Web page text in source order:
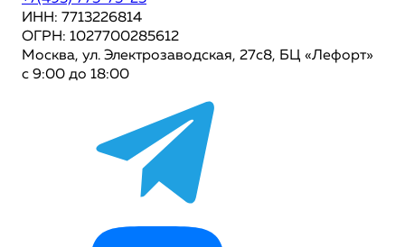
ИНН: 7713226814
ОГРН: 1027700285612
Москва, ул. Электрозаводская, 27с8, БЦ «Лефорт»
с 9:00 до 18:00